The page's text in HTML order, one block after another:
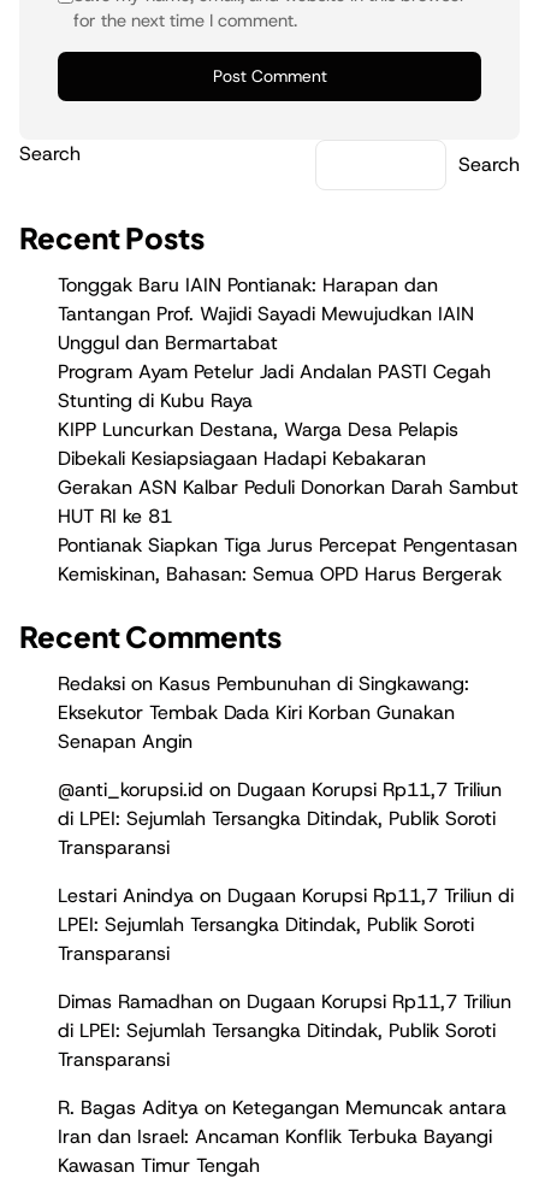
for the next time I comment.
Search Search
Recent Posts
Tonggak Baru IAIN Pontianak: Harapan dan
Tantangan Prof. Wajidi Sayadi Mewujudkan IAIN
Unggul dan Bermartabat
Program Ayam Petelur Jadi Andalan PASTI Cegah
Stunting di Kubu Raya
KIPP Luncurkan Destana, Warga Desa Pelapis
Dibekali Kesiapsiagaan Hadapi Kebakaran
Gerakan ASN Kalbar Peduli Donorkan Darah Sambut
HUT RI ke 81
Pontianak Siapkan Tiga Jurus Percepat Pengentasan
Kemiskinan, Bahasan: Semua OPD Harus Bergerak
Recent Comments
Redaksi on Kasus Pembunuhan di Singkawang:
Eksekutor Tembak Dada Kiri Korban Gunakan
Senapan Angin
@anti_korupsi.id on Dugaan Korupsi Rp11,7 Triliun
di LPEI: Sejumlah Tersangka Ditindak, Publik Soroti
Transparansi
Lestari Anindya on Dugaan Korupsi Rp11,7 Triliun di
LPEI: Sejumlah Tersangka Ditindak, Publik Soroti
Transparansi
Dimas Ramadhan on Dugaan Korupsi Rp11,7 Triliun
di LPEI: Sejumlah Tersangka Ditindak, Publik Soroti
Transparansi
R. Bagas Aditya on Ketegangan Memuncak antara
Iran dan Israel: Ancaman Konflik Terbuka Bayangi
Kawasan Timur Tengah